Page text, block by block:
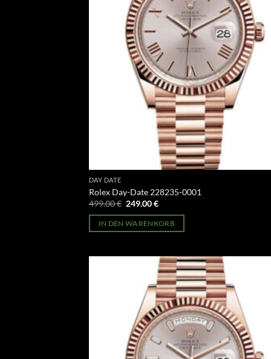
DAY DATE
Rolex Day-Date 228235-0001
499.00€ Ursprünglicher
war:
499.00 €
249.00€Aktueller
ist:
249.00 €.
IN DEN WARENKORB